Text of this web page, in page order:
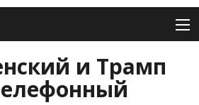
и Трамп